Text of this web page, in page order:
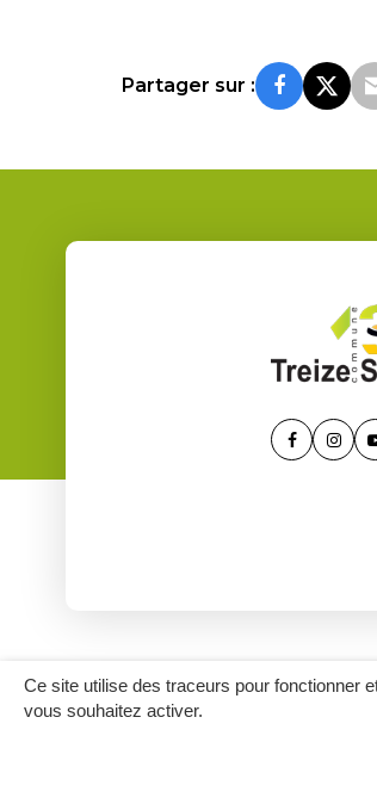
Ce site utilise des traceurs pour fonctionner
vous souhaitez activer.
Partager sur :
Lien Lien